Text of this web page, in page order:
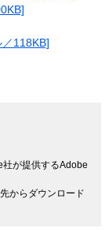
118KB]
が提供するAdobe
からダウンロード